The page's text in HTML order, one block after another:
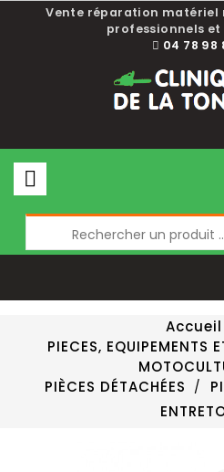
Vente réparation matériel
professionnels
04 78 98
Accueil
PIECES, EQUIPEMENTS
PIÈCES DÉTACHÉES